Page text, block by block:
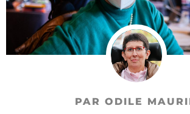
PAR ODILE